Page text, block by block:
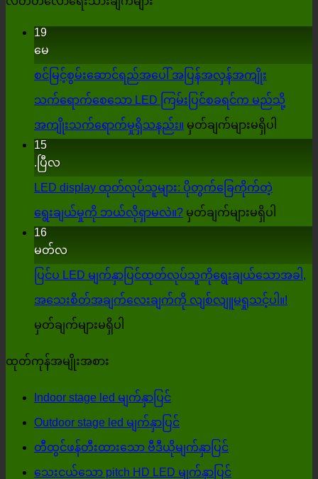
19
မေ
စင်မြင့်စွမ်းဆောင်ရည်အပေါ် အပြန်အလှန်အကျိုး
သက်ရောက်စေသော LED ကြမ်းပြင်စခရင်က မည်သို့
အကျိုးသက်ရောက်မှုရှိသနည်း။ မှတ်ချက်များမရှိပါ
စွမ်း
ရည်
အပြန်
အကျိုး
15
.ပြီလ
LED display ထုတ်လုပ်သူများ: ပိုတွက်ခြေကိုက်တဲ့
ရွေးချယ်မှုကို ဘယ်လိုရှာမလဲ။? မှတ်ချက်များမရှိပါ
ထုတ်လု
16
မတ်လ
ပြင်ပ LED မျက်နှာပြင်ထုတ်လုပ်သူကိုရွေးချယ်သောအခါ,
အသေးစိတ်အချက်လေးချက်ကို လျစ်လျူမရှုသင့်ပါ။!
မှတ်ချက်များမရှိပါ
LED
မျက်နှာပြင်
ထုတ်လုပ်သူ
ထုတ်ကုန်အမျိုးအစား
Indoor stage led မျက်နှာပြင်
Outdoor stage led မျက်နှာပြင်
တီထွင်ဖန်တီးထားသော ဗီဒီယိုမျက်နှာပြင်
သေးငယ်သော pitch HD LED မျက်နှာပြင်